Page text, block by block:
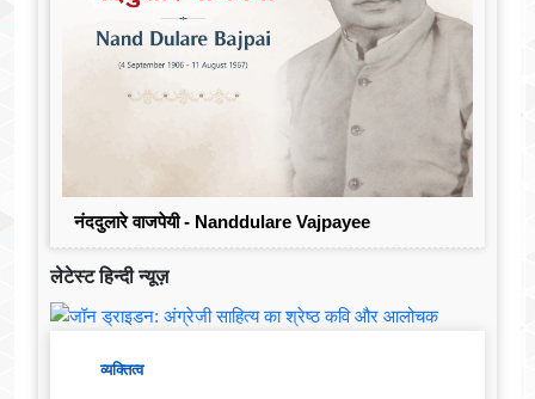
नंददुलारे वाजपेयी - Nanddulare Vajpayee
लेटेस्ट हिन्दी न्यूज़
व्यक्तित्व